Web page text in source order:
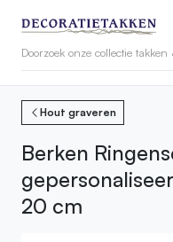
Hout graveren
Berken
20 cm